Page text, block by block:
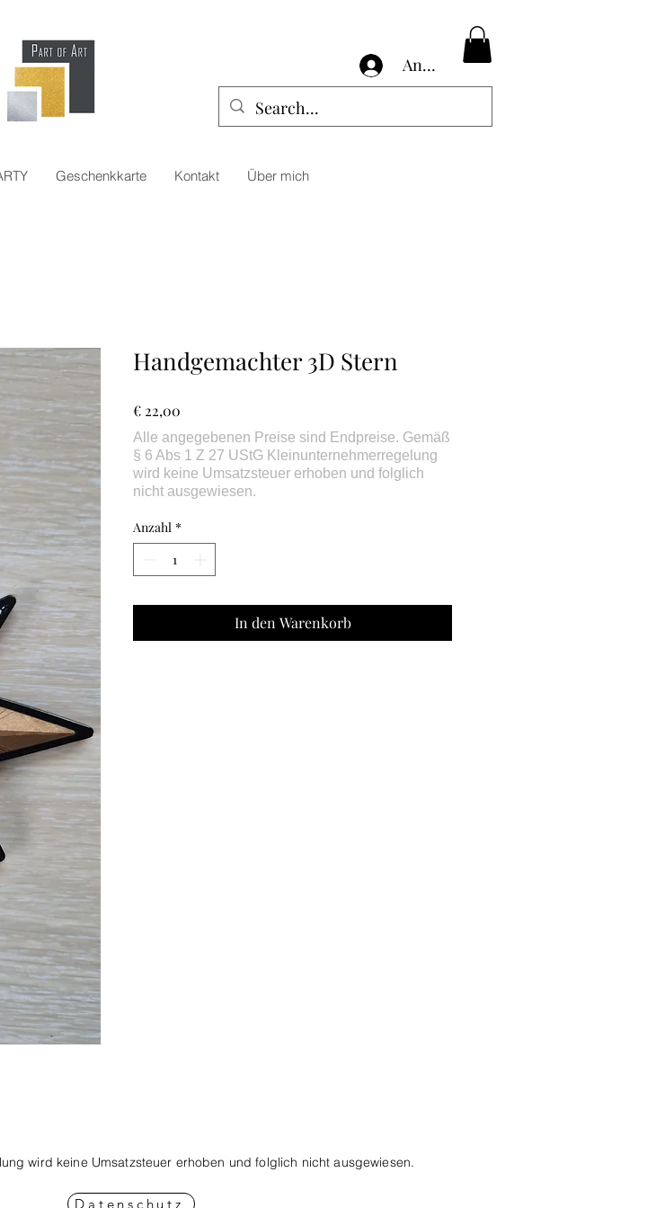
Anmelden
Geschenkkarte Kontakt Über mich
Handgemachter 3D Stern
€ 22,00
Anzahl *
In den Warenkorb
wird keine Umsatzsteuer erhoben und folglich nicht ausgewiesen.
Datenschutz